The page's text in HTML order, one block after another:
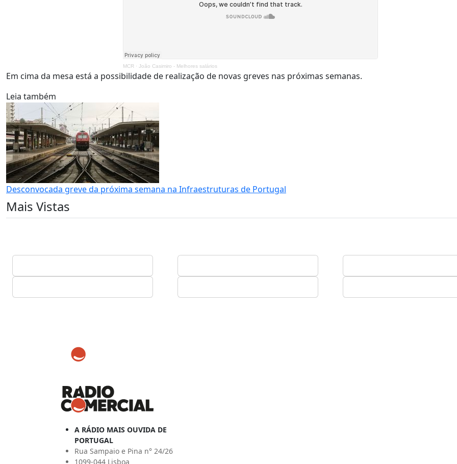
MCR · João Casimiro - Melhores salários
Em cima da mesa está a possibilidade de realização de novas greves nas próximas semanas.
Leia também
Desconvocada greve da próxima semana na Infraestruturas de Portugal
Mais Vistas
A RÁDIO MAIS OUVIDA DE
PORTUGAL
Rua Sampaio e Pina n° 24/26
1099-044 Lisboa